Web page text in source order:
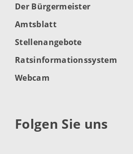
Der Bürgermeister
Amtsblatt
Stellenangebote
Ratsinformationssystem
Webcam
Folgen Sie uns